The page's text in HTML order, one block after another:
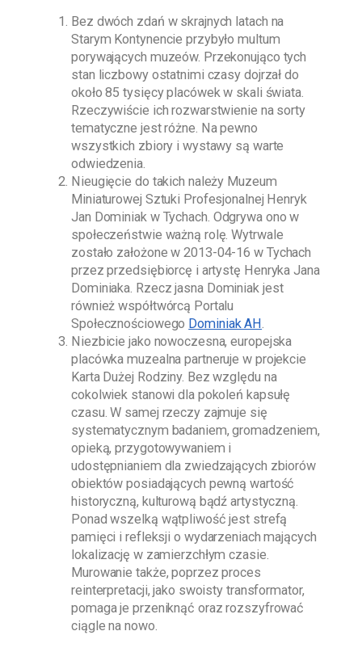
Bez dwóch zdań w skrajnych latach na
Starym Kontynencie przybyło multum
porywających muzeów. Przekonująco tych
stan liczbowy ostatnimi czasy dojrzał do
około 85 tysięcy placówek w skali świata.
Rzeczywiście ich rozwarstwienie na sorty
tematyczne jest różne. Na pewno
wszystkich zbiory i wystawy są warte
odwiedzenia.
Nieugięcie do takich należy Muzeum
Miniaturowej Sztuki Profesjonalnej Henryk
Jan Dominiak w Tychach. Odgrywa ono w
społeczeństwie ważną rolę. Wytrwale
zostało założone w2013-04-16 w Tychach
przez przedsiębiorcę i artystę Henryka Jana
Dominiaka. Rzecz jasna Dominiakjest
również współtwórcą Portalu
Społecznościowego Dominiak AH.
Niezbicie jako nowoczesna, europejska
placówka muzealna partneruje w projekcie
Karta Dużej Rodziny. Bez względu na
cokolwiek stanowi dla pokoleń kapsułę
czasu. W samej rzeczy zajmuje się
systematycznym badaniem, gromadzeniem,
opieką, przygotowywaniem i
udostępnianiem dla zwiedzających zbiorów
obiektów posiadających pewną wartość
historyczną, kulturową bądź artystyczną.
Ponad wszelką wątpliwość jest strefą
pamięci i refleksji o wydarzeniach mających
lokalizację w zamierzchłym czasie.
Murowanie także, poprzez proces
reinterpretacji, jako swoisty transformator,
pomaga je przeniknąć oraz rozszyfrować
ciągle na nowo.